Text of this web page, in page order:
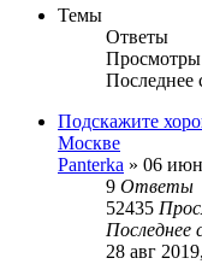
Темы
Ответы
Просмотры
Последнее
Подскажите
Москве
Panterka » 06
9 Ответы
52435
Последнее
28 авг